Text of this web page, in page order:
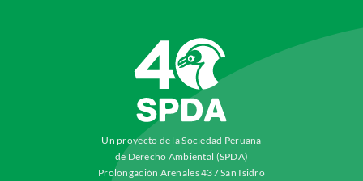
Un proyecto de la Sociedad Peruana
de Derecho Ambiental (SPDA)
Prolongación Arenales 437 San Isidro